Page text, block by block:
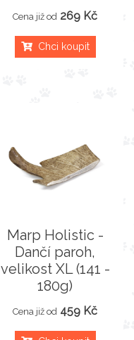
Cena již od 269 Kč
Chci koupit
Marp Holistic -
Dančí paroh,
velikost XL (141 -
180g)
Cena již od 459 Kč